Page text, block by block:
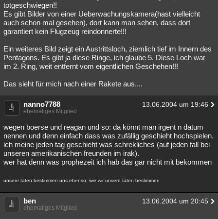
totgeschwiegen!!
Es gibt Bilder von einer Ueberwachungskamera(hast vielleicht
auch schon mal gesehen), dort kann man sehen, dass dort
garantiert kein Flugzeug reindonnerte!!!
Ein weiteres Bild zeigt ein Austrittsloch, ziemlich tief im Innern des
Pentagons. Es gibt ja diese Ringe, ich glaube 5. Diese Loch war
im 2. Ring, weit entfernt vom eigentlichen Geschehen!!!
Das sieht für mich nach einer Rakete aus....
nanno7788 13.06.2004 um 19:46
ehemaliges Mitglied
wegen boerse und reagan und so: da könnt man irgent n datum
nennen und denn einfach dass was zufällig geschieht hochspielen.
ich meine jeden tag geschieht was schrekliches (auf jeden fall bei
unseren amerikanischen freunden im irak).
wer hat denn was prophezeit ich hab das gar nicht mit bekommen
unsere taten bestimmen uns ebenso, wie wir unsere taten bestimmen
ben 13.06.2004 um 20:45
ehemaliges Mitglied